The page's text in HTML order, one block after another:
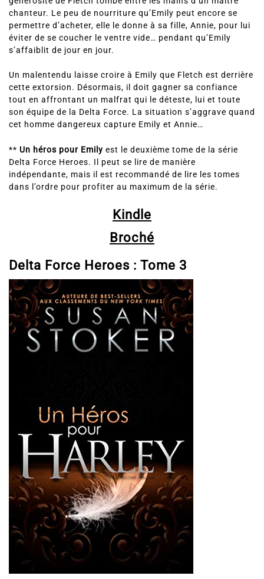
chanteur. Le peu de nourriture qu’Emily peut encore se
permettre d’acheter, elle le donne à sa fille, Annie, pour lui
éviter de se coucher le ventre vide… pendant qu’Emily
s’affaiblit de jour en jour.
cette extorsion. Désormais, il doit gagner sa confiance
tout en affrontant un malfrat qui le déteste, lui et toute
son équipe de la Delta Force. La situation s’aggrave quand
cet homme dangereux capture Emily et Annie…
Delta Force Heroes. Il peut se lire de manière
indépendante, mais il est recommandé de lire les tomes
dans l’ordre pour profiter au maximum de la série.
Kindle
Broché
Delta Force Heroes : Tome 3